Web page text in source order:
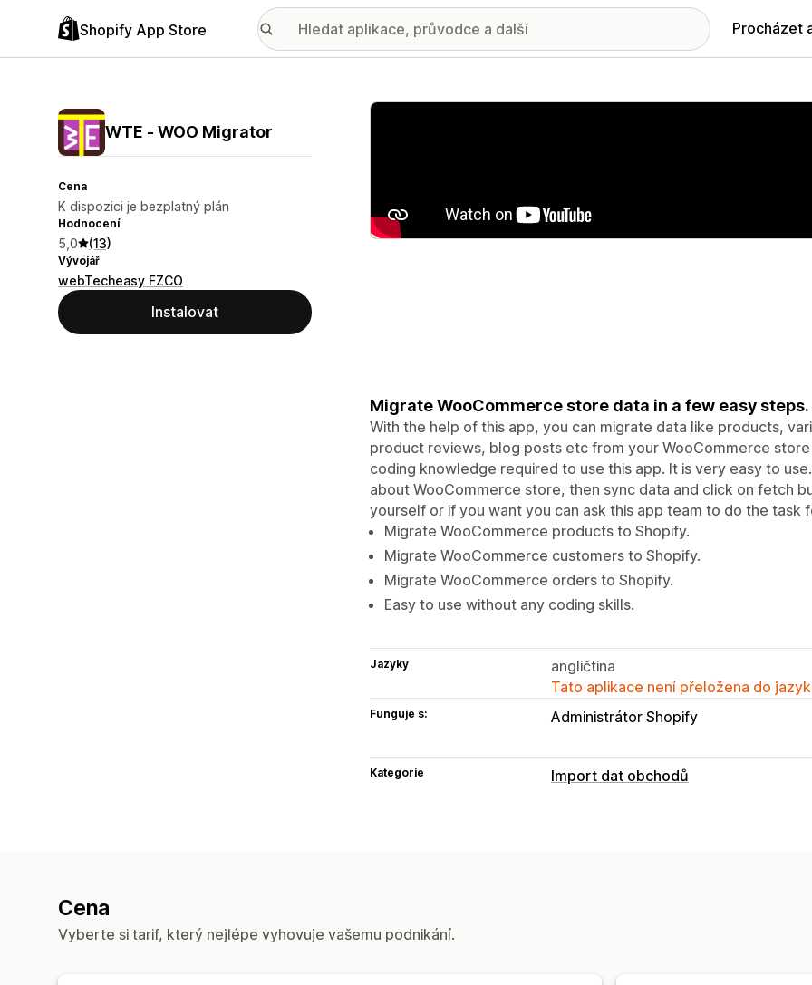
Shopify App Store Procházet
WTE ‑ WOO Migrator
Cena
K dispozici je bezplatný plán
Hodnocení
5,0 (13)
Vývojář
webTecheasy FZCO
Instalovat
Galerie propagovaných obrázků
Migrate WooCommerce store data in a few easy steps.
With the help of this app, you can migrate data like products,
product reviews, blog posts etc from your WooCommerce
coding knowledge required to use this app. It is very easy to
about WooCommerce store, then sync data and click on fetch
yourself or if you want you can ask this app team to do the task
Migrate WooCommerce products to Shopify.
Migrate WooCommerce customers to Shopify.
Migrate WooCommerce orders to Shopify.
Easy to use without any coding skills.
Jazyky
angličtina
Tato aplikace není přeložena do
Funguje s: Administrátor Shopify
Kategorie Import dat obchodů
Cena
Vyberte si tarif, který nejlépe vyhovuje vašemu podnikání.